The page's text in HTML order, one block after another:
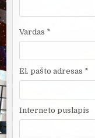
Vardas *
El. pašto adresas *
Interneto puslapis